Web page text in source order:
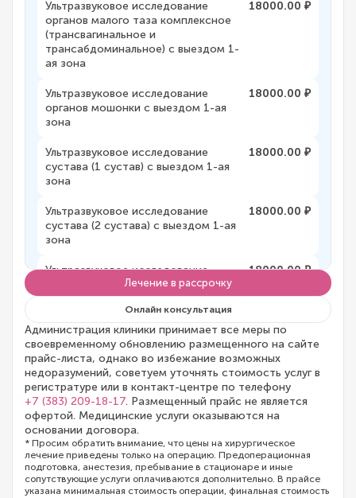
Ультразвуковое исследование
органов малого таза комплексное
(трансвагинальное и
трансабдоминальное) с выездом 1-
ая зона
18000.00 ₽
Ультразвуковое исследование
органов мошонки с выездом 1-ая
зона
18000.00 ₽
Ультразвуковое исследование
сустава (1 сустав) с выездом 1-ая
зона
18000.00 ₽
Ультразвуковое исследование
сустава (2 сустава) с выездом 1-ая
зона
18000.00 ₽
Ультразвуковое исследование
лимфатических узлов (более 2-х зон)
с выездом 1-ая зона
18000.00 ₽
Ультразвуковое исследование
лимфатических узлов (одна
анатомическая зона) с выездом 1-ая
зона
18000.00 ₽
Ультразвуковое исследование
слюнных желез с выездом 1-ая зона
18000.00 ₽
УЗИ предстательной железы
трансректально и
трансабдоминально (ТРУЗИ) и
мочевого пузыря с определением
18000.00 ₽
Лечение в рассрочку
Онлайн консультация
Администрация клиники принимает все меры по
своевременному обновлению размещенного на сайте
прайс-листа, однако во избежание возможных
недоразумений, советуем уточнять стоимость услуг в
регистратуре или в контакт-центре по телефону
+7 (383) 209-18-17. Размещенный прайс не является
офертой. Медицинские услуги оказываются на
основании договора.
* Просим обратить внимание, что цены на хирургическое
лечение приведены только на операцию. Предоперационная
подготовка, анестезия, пребывание в стационаре и иные
сопутствующие услуги оплачиваются дополнительно. В прайсе
указана минимальная стоимость операции, финальная стоимость